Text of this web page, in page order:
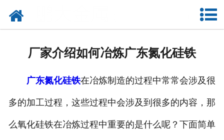
厂家介绍如何冶炼广东氮化硅铁
广东氮化硅铁在冶炼制造的过程中常常会涉及很
多的加工过程，这些过程中会涉及到很多的内容，那
么氧化硅铁在冶炼过程中重要的是什么呢？下面简单